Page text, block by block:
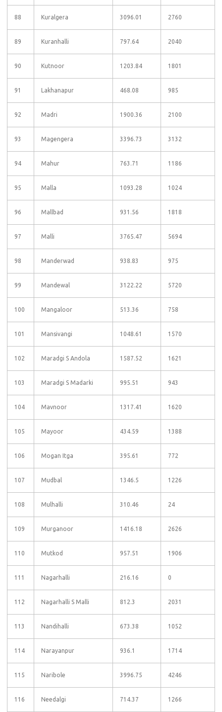
88 Kuralgera 3096.01 2760
89 Kuranhalli 797.64 2040
90 Kutnoor 1203.84 1801
91 Lakhanapur 468.08 985
92 Madri 1900.36 2100
93 Magengera 3396.73 3132
94 Mahur 763.71 1186
95 Malla 1093.28 1024
96 Mallbad 931.56 1818
97 Malli 3765.47 5694
98 Manderwad 938.83 975
99 Mandewal 3122.22 5720
100 Mangaloor 513.36 758
101 Mansivangi 1048.61 1570
102 Maradgi S Andola 1587.52 1621
103 Maradgi S Madarki 995.51 943
104 Mavnoor 1317.41 1620
105 Mayoor 434.59 1388
106 Mogan Itga 395.61 772
107 Mudbal 1346.5 1226
108 Mulhalli 310.46 24
109 Murganoor 1416.18 2626
110 Mutkod 957.51 1906
111 Nagarhalli 216.16 0
112 Nagarhalli S Malli 812.3 2031
113 Nandihalli 673.38 1052
114 Narayanpur 936.1 1714
115 Naribole 3996.75 4246
116 Needalgi 714.37 1266